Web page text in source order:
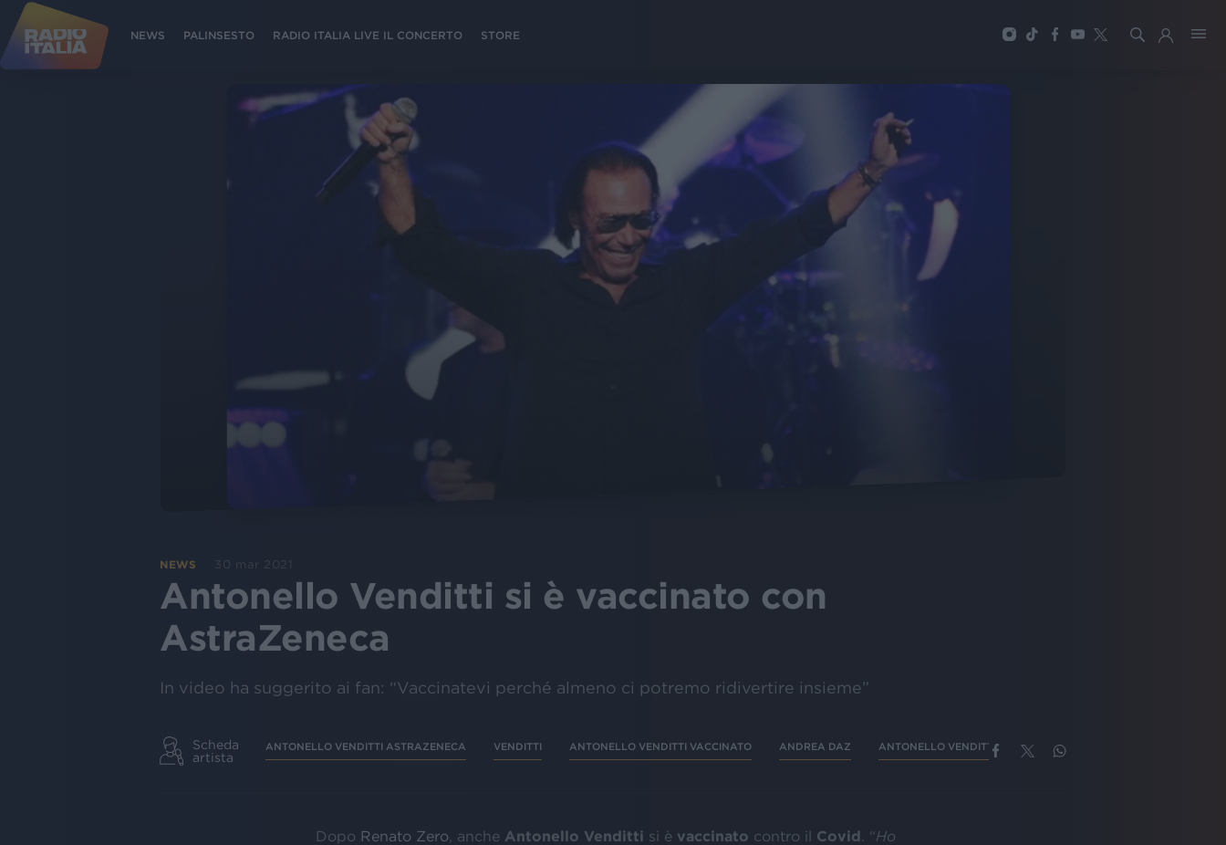
NEWS PALINSESTO RADIO ITALIA LIVE IL CONCERTO STORE
NEWS 30 mar 2021
Antonello Venditti si è vaccinato con
AstraZeneca
In video ha suggerito ai fan: “Vaccinatevi perché almeno ci potremo ridivertire insieme”
Scheda
artista
ANTONELLO VENDITTI ASTRAZENECA VENDITTI ANTONELLO VENDITTI VACCINATO ANDREA DAZ ANTONELLO VENDITTI ETÀ
Dopo Renato Zero, anche Antonello Venditti si è vaccinato contro il Covid . “Ho